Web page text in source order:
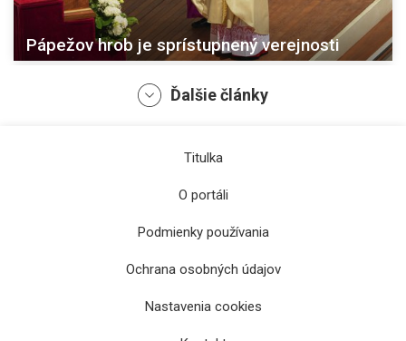
Pápežov hrob je sprístupnený verejnosti
S pápežom Františkom sa rozlúčili aj Slováci
Ďalšie články
Titulka
O portáli
Podmienky používania
Ochrana osobných údajov
Nastavenia cookies